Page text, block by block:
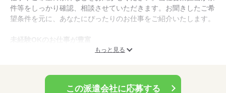
件等をしっかり確認、相談させていただきます。お聞きしたご希
望条件を元に、あなたにぴったりのお仕事をご紹介いたします。
未経験OKのお仕事が豊富
未経験や無資格からでも働けるお仕事をご紹介させていただきま
お給料は日払い・週払い
もっと見る
この派遣会社に応募する